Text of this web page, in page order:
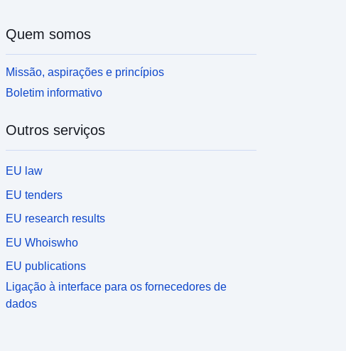
Quem somos
Missão, aspirações e princípios
Boletim informativo
Outros serviços
EU law
EU tenders
EU research results
EU Whoiswho
EU publications
Ligação à interface para os fornecedores de
dados